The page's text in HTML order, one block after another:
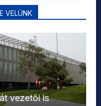
VELÜNK
vezetői is